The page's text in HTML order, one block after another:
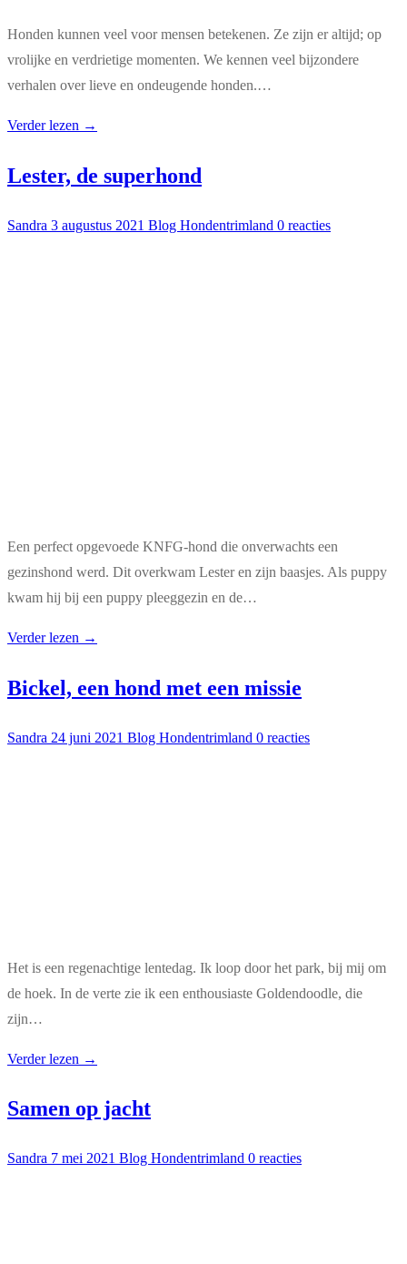
Honden kunnen veel voor mensen betekenen. Ze zijn er altijd; op
vrolijke en verdrietige momenten. We kennen veel bijzondere
verhalen over lieve en ondeugende honden.…
Verder lezen →
Lester, de superhond
Sandra 3 augustus 2021 Blog Hondentrimland 0 reacties
Een perfect opgevoede KNFG-hond die onverwachts een
gezinshond werd. Dit overkwam Lester en zijn baasjes. Als puppy
kwam hij bij een puppy pleeggezin en de…
Verder lezen →
Bickel, een hond met een missie
Sandra 24 juni 2021 Blog Hondentrimland 0 reacties
Het is een regenachtige lentedag. Ik loop door het park, bij mij om
de hoek. In de verte zie ik een enthousiaste Goldendoodle, die
zijn…
Verder lezen →
Samen op jacht
Sandra 7 mei 2021 Blog Hondentrimland 0 reacties